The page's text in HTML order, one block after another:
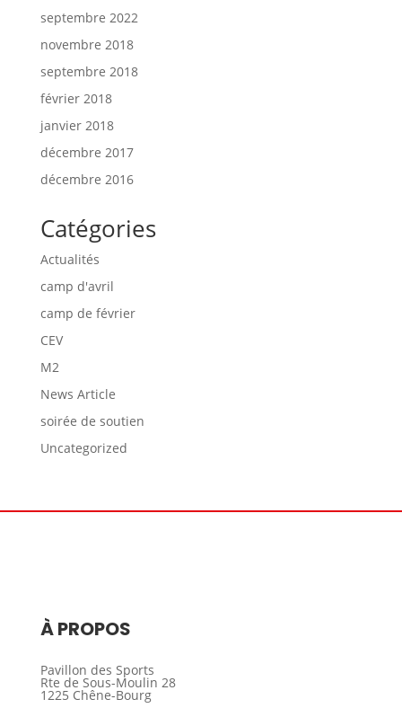
septembre 2022
novembre 2018
septembre 2018
février 2018
janvier 2018
décembre 2017
décembre 2016
Catégories
Actualités
camp d'avril
camp de février
CEV
M2
News Article
soirée de soutien
Uncategorized
À PROPOS
Pavillon des Sports
Rte de Sous-Moulin 28
1225 Chêne-Bourg